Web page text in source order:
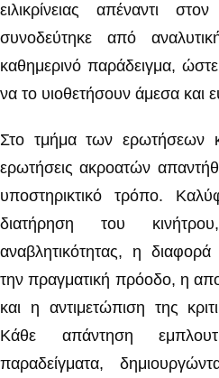
ειλικρίνειας απέναντι
συνοδεύτηκε από
καθημερινό παράδειγμα,
να το υιοθετήσουν άμεσα και
Στο τμήμα των ερωτήσεων
ερωτήσεις ακροατών
υποστηρικτικό τρόπο.
διατήρηση του
αναβλητικότητας, η
την πραγματική πρόοδο, η
και η αντιμετώπιση της
Κάθε απάντηση
παραδείγματα,